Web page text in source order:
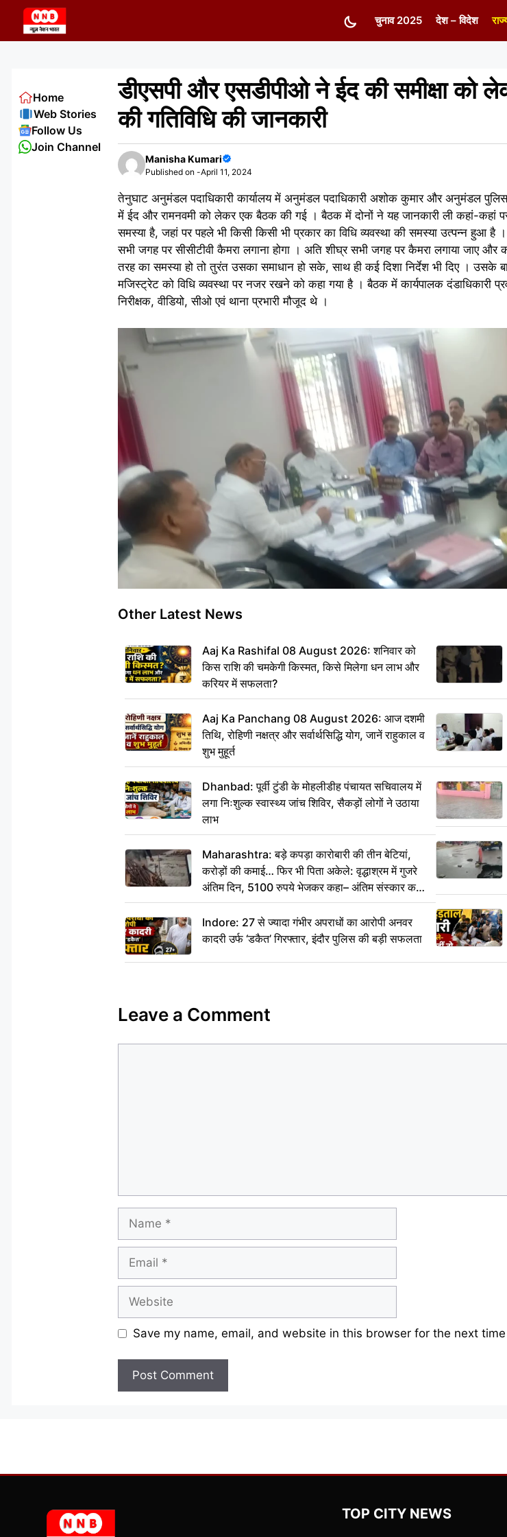
content
चुनाव 2025 देश – विदेश
डीएसपी और एसडीपीओ ने ईद की समीक्षा को
की गतिविधि की जानकारी
Manisha Kumari
Published on -April 11, 2024
तेनुघाट अनुमंडल पदाधिकारी कार्यालय में अनुमंडल पदाधिकारी अशोक कुमार और अनुमंडल पुलिस
में ईद और रामनवमी को लेकर एक बैठक की गई । बैठक में दोनों ने यह जानकारी ली कहां-कहां पर
समस्या है, जहां पर पहले भी किसी किसी भी प्रकार का विधि व्यवस्था की समस्या उत्पन्न हुआ है
सभी जगह पर सीसीटीवी कैमरा लगाना होगा । अति शीघ्र सभी जगह पर कैमरा लगाया जाए और
तरह का समस्या हो तो तुरंत उसका समाधान हो सके, साथ ही कई दिशा निर्देश भी दिए । उसके
मजिस्ट्रेट को विधि व्यवस्था पर नजर रखने को कहा गया है । बैठक में कार्यपालक दंडाधिकारी
निरीक्षक, वीडियो, सीओ एवं थाना प्रभारी मौजूद थे ।
Other Latest News
Aaj Ka Rashifal 08 August 2026: शनिवार को
किस राशि की चमकेगी किस्मत, किसे मिलेगा धन लाभ और
करियर में सफलता?
Aaj Ka Panchang 08 August 2026: आज दशमी
तिथि, रोहिणी नक्षत्र और सर्वार्थसिद्धि योग, जानें राहुकाल व
शुभ मुहूर्त
Dhanbad: पूर्वी टुंडी के मोहलीडीह पंचायत सचिवालय में
लगा निःशुल्क स्वास्थ्य जांच शिविर, सैकड़ों लोगों ने उठाया
लाभ
Maharashtra: बड़े कपड़ा कारोबारी की तीन बेटियां,
करोड़ों की कमाई… फिर भी पिता अकेले: वृद्धाश्रम में गुजरे
अंतिम दिन, 5100 रुपये भेजकर कहा– अंतिम संस्कार कर
दीजिए हम नहीं आ पाएंगे
Indore: 27 से ज्यादा गंभीर अपराधों का आरोपी अनवर
कादरी उर्फ ‘डकैत’ गिरफ्तार, इंदौर पुलिस की बड़ी सफलता
Leave a Comment
Save my name, email, and website in this browser for the next
Home
Web Stories
Follow Us
Join Channel
TOP CITY NEWS